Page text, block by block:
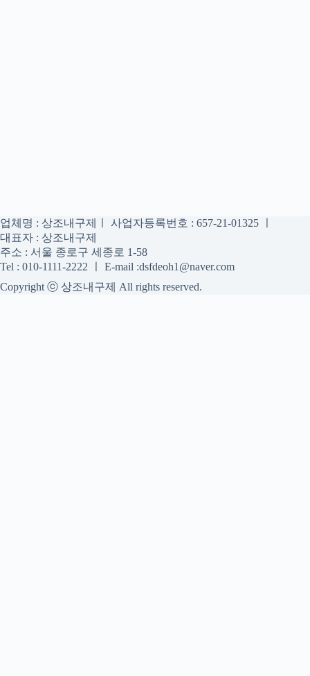
업체명 : 상조내구제ㅣ 사업자등록번호 : 657-21-01325 ㅣ
대표자 : 상조내구제
주소 : 서울 종로구 세종로 1-58
Tel : 010-1111-2222 ㅣ E-mail :dsfdeoh1@naver.com
Copyright ⓒ 상조내구제 All rights reserved.